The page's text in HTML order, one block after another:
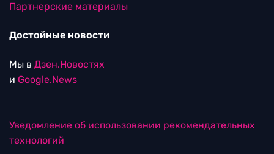
Партнерские материалы
Достойные новости
Мы в Дзен.Новостях
и Google.News
Уведомление об использовании рекомендательных
технологий